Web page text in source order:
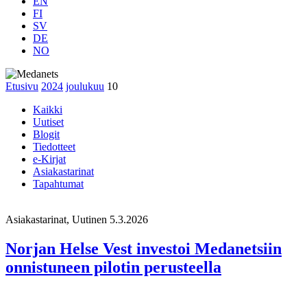
FI
SV
DE
NO
Etusivu 2024 joulukuu 10
Kaikki
Uutiset
Blogit
Tiedotteet
e-Kirjat
Asiakastarinat
Tapahtumat
Asiakastarinat, Uutinen 5.3.2026
Norjan Helse Vest investoi Medanetsiin
onnistuneen pilotin perusteella